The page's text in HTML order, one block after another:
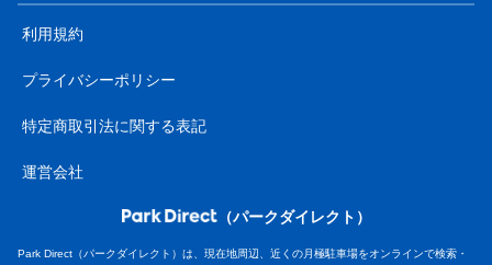
利用規約
プライバシーポリシー
特定商取引法に関する表記
運営会社
（パークダイレクト）
Park Direct（パークダイレクト）は、現在地周辺、近くの月極駐車場をオンラインで検索・